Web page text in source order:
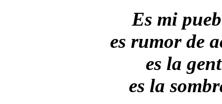
Es mi
es rumor de
es la
es la